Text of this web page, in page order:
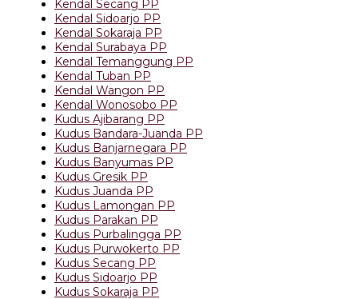
Kendal Secang PP
Kendal Sidoarjo PP
Kendal Sokaraja PP
Kendal Surabaya PP
Kendal Temanggung PP
Kendal Tuban PP
Kendal Wangon PP
Kendal Wonosobo PP
Kudus Ajibarang PP
Kudus Bandara-Juanda PP
Kudus Banjarnegara PP
Kudus Banyumas PP
Kudus Gresik PP
Kudus Juanda PP
Kudus Lamongan PP
Kudus Parakan PP
Kudus Purbalingga PP
Kudus Purwokerto PP
Kudus Secang PP
Kudus Sidoarjo PP
Kudus Sokaraja PP